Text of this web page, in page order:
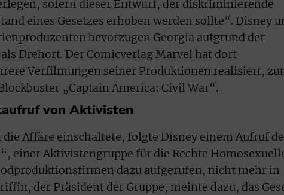
sofern dieser Entwurf, der diskriminierende
eines Gesetzes erhoben werden sollte“. Disney
bevorzugen Georgia aufgrund der
Drehort. Der Comicverlag Marvel hat dort
Verfilmungen seiner Produktionen realisiert,
„Captain America: Civil War“.
von Aktivisten
Affäre einschaltete, folgte Disney einem Aufruf
einer Aktivistengruppe für die Rechte
dazu aufgerufen, nicht mehr in
der Präsident der Gruppe, meinte dazu, das